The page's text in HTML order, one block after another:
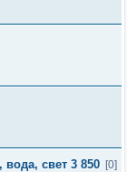
свет 3 850 [0]